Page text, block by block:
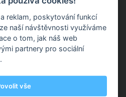
zvuk vody funguje jako kouzlo
Musíte se soustředit na
reklam, poskytování funkcí
naší návštěvnosti využíváme
o tom, jak náš web
partnery pro sociální
vše